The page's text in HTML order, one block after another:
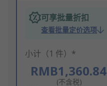
可享批量折扣
查看批量定价选项
小计（1 件）*
RMB1,360.84
(不含税)